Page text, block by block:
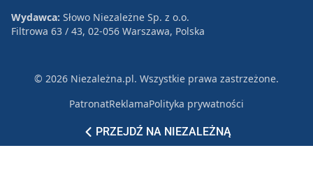
PRZEJDŹ NA NIEZALEŻNĄ
Wydawca: Słowo Niezależne Sp. z o.o.
Filtrowa 63 / 43, 02-056 Warszawa, Polska
© 2026 Niezależna.pl. Wszystkie prawa zastrzeżone.
PatronatReklamaPolityka prywatności